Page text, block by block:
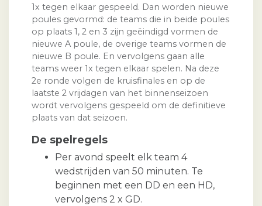
1x tegen elkaar gespeeld. Dan worden nieuwe
poules gevormd: de teams die in beide poules
op plaats 1, 2 en 3 zijn geëindigd vormen de
nieuwe A poule, de overige teams vormen de
nieuwe B poule. En vervolgens gaan alle
teams weer 1x tegen elkaar spelen. Na deze
2e ronde volgen de kruisfinales en op de
laatste 2 vrijdagen van het binnenseizoen
wordt vervolgens gespeeld om de definitieve
plaats van dat seizoen.
De spelregels
Per avond speelt elk team 4
wedstrijden van 50 minuten. Te
beginnen met een DD en een HD,
vervolgens 2 x GD.